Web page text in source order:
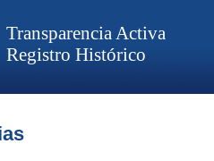
Transparencia Activa
Registro Histórico